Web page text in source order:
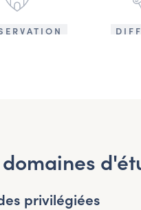
domaines
privilégiées